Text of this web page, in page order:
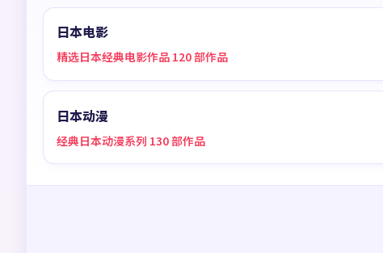
日本电影
精选日本经典电影作品 120 部作品
日本动漫
经典日本动漫系列 130 部作品